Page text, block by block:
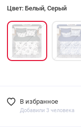
Цвет: Белый, Серый
В избранное
Добавили 3 человека